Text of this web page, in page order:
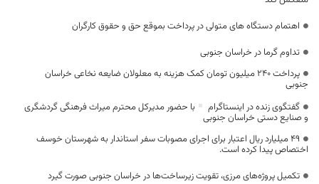
اهتمام دستگاه های متولی در پرداخت بموقع حق و حقوق کارگران
تداوم گرما در خراسان جنوبی
پرداخت ۲۴۰ میلیون تومان کمک هزینه به معلولان ضایعه نخاعی خراسان
جنوبی
گفتگوی زنده در اینستاگرام
با حضور مدیرکل محترم میراث فرهنگی گردشگری
و صنایع دستی خراسان جنوبی
49 میلیارد ریال اعتبار برای اجرای مصوبات سفر استاندار به شهرستان خوسف
اختصاص پیدا کرده است.
تکمیل پروژه‌های مرزی، تقویت زیرساخت‌ها در خراسان جنوبی صورت گیرد